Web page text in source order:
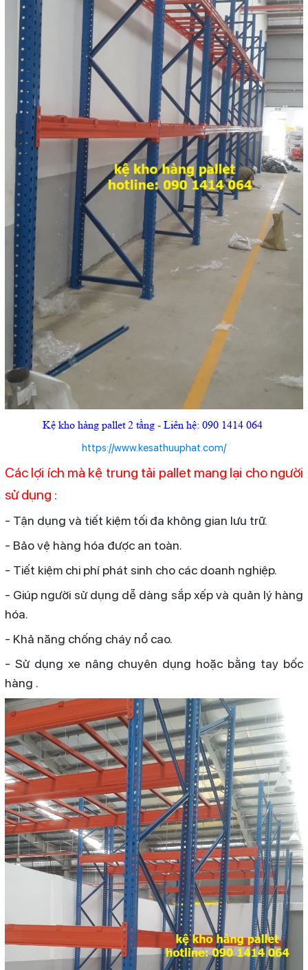
Kệ kho hàng pallet 2 tầng - Liên hệ: 090 1414 064
https://www.kesathuuphat.com/
Các lợi ích mà kệ trung tải pallet mang lại cho người
sử dụng :
- Tận dụng và tiết kiệm tối đa không gian lưu trữ.
- Bảo vệ hàng hóa được an toàn.
- Tiết kiệm chi phí phát sinh cho các doanh nghiệp.
- Giúp người sử dụng dễ dàng sắp xếp và quản lý hàng
hóa.
- Khả năng chống cháy nổ cao.
- Sử dụng xe nâng chuyên dụng hoặc bằng tay bốc
hàng .